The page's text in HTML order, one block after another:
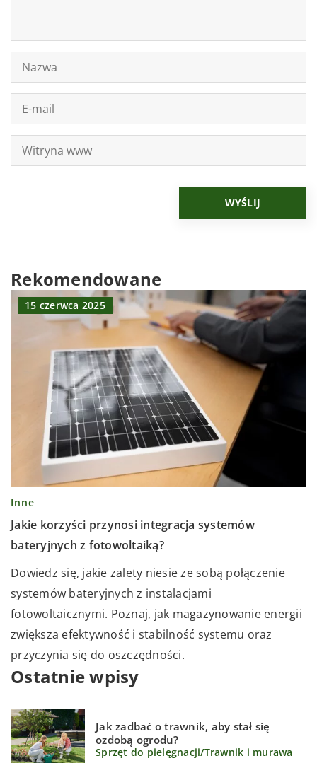
Rekomendowane
15 czerwca 2025
Inne
Jakie korzyści przynosi integracja systemów
bateryjnych z fotowoltaiką?
Dowiedz się, jakie zalety niesie ze sobą połączenie
systemów bateryjnych z instalacjami
fotowoltaicznymi. Poznaj, jak magazynowanie energii
zwiększa efektywność i stabilność systemu oraz
przyczynia się do oszczędności.
Ostatnie wpisy
Jak zadbać o trawnik, aby stał się
ozdobą ogrodu?
Sprzęt do pielęgnacji/Trawnik i murawa